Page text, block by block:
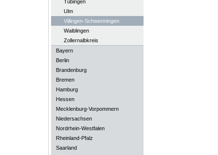
Tübingen
Ulm
Villingen-Schwenningen
Waiblingen
Zollernalbkreis
Bayern
Berlin
Brandenburg
Bremen
Hamburg
Hessen
Mecklenburg-Vorpommern
Niedersachsen
Nordrhein-Westfalen
Rheinland-Pfalz
Saarland